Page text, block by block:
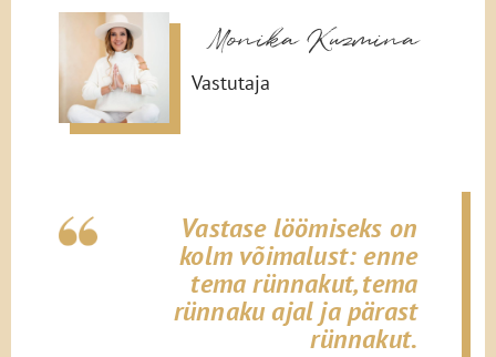
Monika Kuzmina
Vastutaja
Vastase löömiseks on
kolm võimalust: enne
tema rünnakut, tema
rünnaku ajal ja pärast
rünnakut.